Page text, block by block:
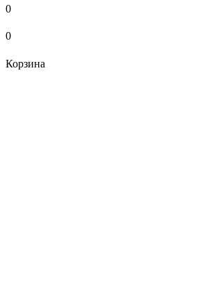
0
0
Корзина